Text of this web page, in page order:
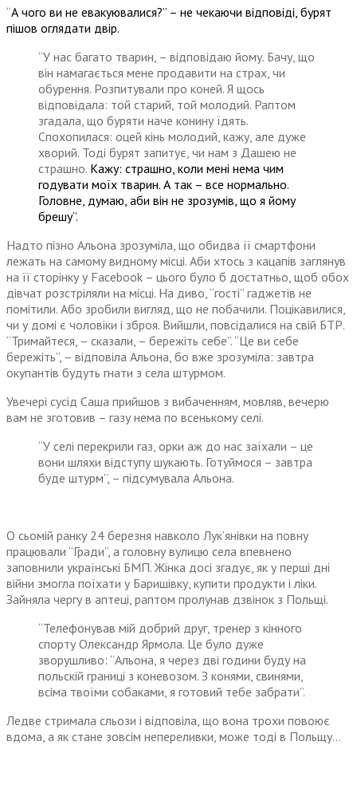
“А чого ви не евакуювалися?” – не чекаючи відповіді, бурят
пішов оглядати двір.
“У нас багато тварин, – відповідаю йому. Бачу, що
він намагається мене продавити на страх, чи
обурення. Розпитували про коней. Я щось
відповідала: той старий, той молодий. Раптом
згадала, що буряти наче конину їдять.
Спохопилася: оцей кінь молодий, кажу, але дуже
хворий. Тоді бурят запитує, чи нам з Дашею не
страшно. Кажу: страшно, коли мені нема чим
годувати моїх тварин. А так – все нормально.
Головне, думаю, аби він не зрозумів, що я йому
брешу”.
Надто пізно Альона зрозуміла, що обидва її смартфони
лежать на самому видному місці. Аби хтось з кацапів заглянув
на її сторінку у Facebook – цього було б достатньо, щоб обох
дівчат розстріляли на місці. На диво, “гості” гаджетів не
помітили. Або зробили вигляд, що не побачили. Поцікавилися,
чи у домі є чоловіки і зброя. Вийшли, повсідалися на свій БТР.
“Тримайтеся, – сказали, – бережіть себе”. “Це ви себе
бережіть”, – відповіла Альона, бо вже зрозуміла: завтра
окупантів будуть гнати з села штурмом.
Увечері сусід Саша прийшов з вибаченням, мовляв, вечерю
вам не зготовив – газу нема по всенькому селі.
“У селі перекрили газ, орки аж до нас заїхали – це
вони шляхи відступу шукають. Готуймося – завтра
буде штурм”, – підсумувала Альона.
О сьомій ранку 24 березня навколо Лук’янівки на повну
працювали “Гради”, а головну вулицю села впевнено
заповнили українські БМП. Жінка досі згадує, як у перші дні
війни змогла поїхати у Баришівку, купити продукти і ліки.
Зайняла чергу в аптеці, раптом пролунав дзвінок з Польщі.
“Телефонував мій добрий друг, тренер з кінного
спорту Олександр Ярмола. Це було дуже
зворушливо: “Альона, я через дві години буду на
польскій границі з коневозом. З конями, свинями,
всіма твоїми собаками, я готовий тебе забрати”.
Ледве стримала сльози і відповіла, що вона трохи повоює
вдома, а як стане зовсім непереливки, може тоді в Польщу…